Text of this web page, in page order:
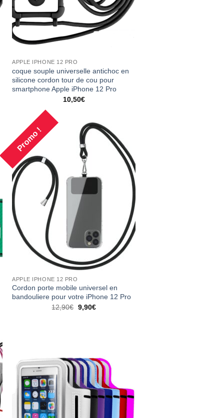
APPLE IPHONE 12 PRO
coque souple universelle antichoc en
silicone cordon tour de cou pour
smartphone Apple iPhone 12 Pro
10,50€
Promo !
APPLE IPHONE 12 PRO
Cordon porte mobile universel en
bandouliere pour votre iPhone 12 Pro
12,90€ 9,90€